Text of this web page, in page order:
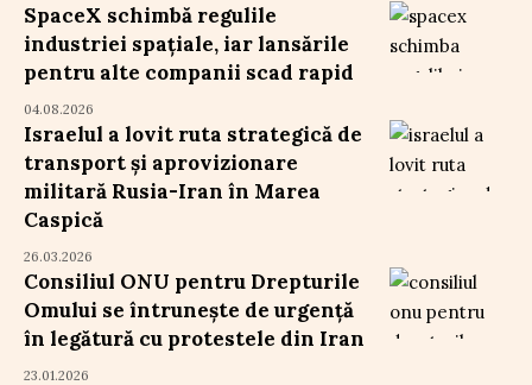
SpaceX schimbă regulile
industriei spațiale, iar lansările
pentru alte companii scad rapid
04.08.2026
Israelul a lovit ruta strategică de
transport și aprovizionare
militară Rusia-Iran în Marea
Caspică
26.03.2026
Consiliul ONU pentru Drepturile
Omului se întrunește de urgență
în legătură cu protestele din Iran
23.01.2026